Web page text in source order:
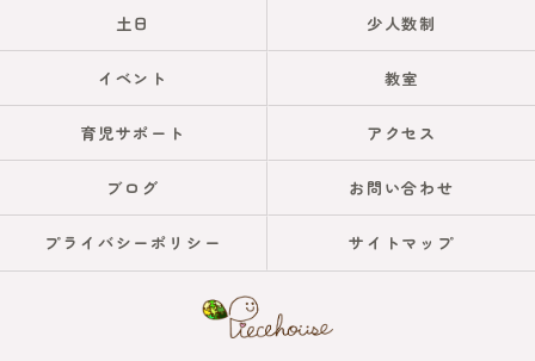
土日 少人数制
イベント 教室
育児サポート アクセス
ブログ お問い合わせ
プライバシーポリシー サイトマップ